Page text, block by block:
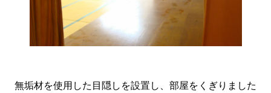
無垢材を使用した目隠しを設置し、部屋をくぎりました